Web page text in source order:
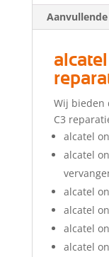
Wij bieden
C3
alcatel
alcatel
alcatel
alcatel
alcatel
alcatel